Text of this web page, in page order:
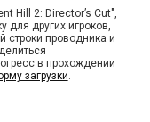
Hill 2: Director’s Cut",
для других игроков,
строки проводника и
в прохождении
загрузки.